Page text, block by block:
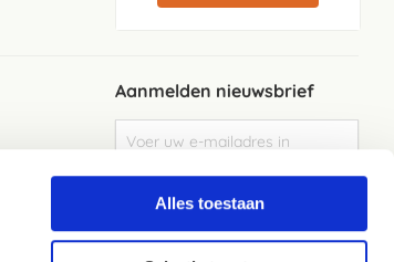
Alles toestaan
Aanmelden nieuwsbrief
u
op
Elke week de beste acties en het laaste